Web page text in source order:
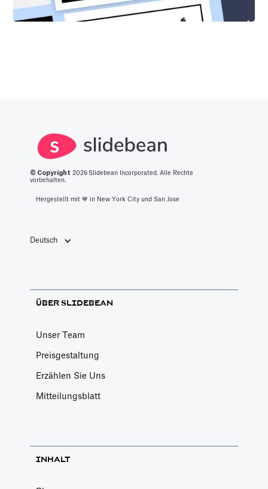
© Copyright 2026 Slidebean Incorporated. Alle Rechte
vorbehalten.
Hergestellt mit 💙️ in New York City und San Jose
Deutsch
ÜBER SLIDEBEAN
Unser Team
Preisgestaltung
Erzählen Sie Uns
Mitteilungsblatt
INHALT